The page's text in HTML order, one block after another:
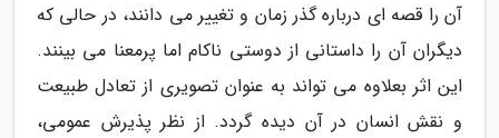
آن را قصه ای درباره گذر زمان و تغییر می دانند، در حالی که
دیگران آن را داستانی از دوستی ناکام اما پرمعنا می بینند.
این اثر بعلاوه می تواند به عنوان تصویری از تعادل طبیعت
و نقش انسان در آن دیده گردد. از نظر پذیرش عمومی،